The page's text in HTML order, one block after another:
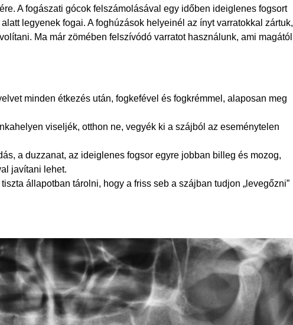
A fogászati gócok felszámolásával egy időben ideiglenes fogsort
legyenek fogai. A foghúzások helyeinél az ínyt varratokkal zártuk,
Ma már zömében felszívódó varratot használunk, ami magától
minden étkezés után, fogkefével és fogkrémmel, alaposan meg
viseljék, otthon ne, vegyék ki a szájból az eseménytelen
a duzzanat, az ideiglenes fogsor egyre jobban billeg és mozog,
javítani lehet.
állapotban tárolni, hogy a friss seb a szájban tudjon „levegőzni”